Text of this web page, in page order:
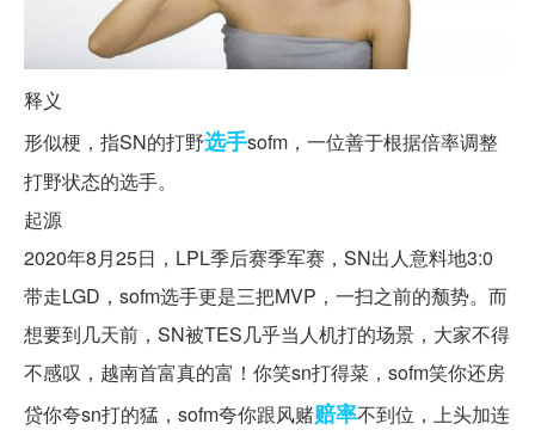
释义
形似梗，指SN的打野选手sofm，一位善于根据倍率调整
打野状态的选手。
起源
2020年8月25日，LPL季后赛季军赛，SN出人意料地3:0
带走LGD，sofm选手更是三把MVP，一扫之前的颓势。而
想要到几天前，SN被TES几乎当人机打的场景，大家不得
不感叹，越南首富真的富！你笑sn打得菜，sofm笑你还房
贷你夸sn打的猛，sofm夸你跟风赌赔率不到位，上头加连